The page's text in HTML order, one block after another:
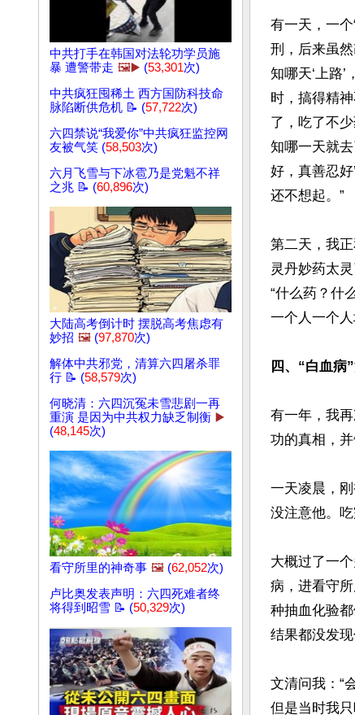
中共打手在韩国对法轮功学员施
暴 遭警带走 🖼️▶️ (53,301次)
中共疯狂囤稀土 西方国防科技命
脉陷断供危机 📝 (57,722次)
六四禁说“我爱你”中共疯狂监控网
友被气笑 (58,503次)
六月飞雪与下冰雹乃是党魁不祥
之兆 📝 (60,896次)
大陆高考倒计时 摆脱高考焦虑有
妙招 🖼️ (97,870次)
解体中共邪党，清算六四屠杀罪
行 📝 (58,579次)
何晓清：六四沉冤未雪悲剧一再
重演 是因为中共权力缺乏制衡 ▶️
(48,145次)
看守所里的神奇事 🖼️ (62,052次)
卢比奥发表声明：六四死难者终
将得到昭雪 📝 (50,329次)
有一天，一
刑，后来虽
知哪天‘上路
时，搞得精
了，吃了不
知哪一天就
好，真善忍
还不想起。”
第二天，我
灵丹妙药太
“什么药？什
一个人一个
四、“白血病
有一年，我
功的真相，
一天凌晨，
没注意他。
大概过了一
病，进看守
种抽血化验
结果都没发
文清问我：“
但是当时我